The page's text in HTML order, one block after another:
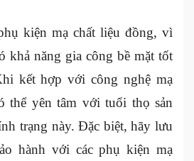
kiện mạ chất liệu đồng, vì
khả năng gia công bề mặt tốt
kết hợp với công nghệ mạ
thể yên tâm với tuổi thọ sản
trạng này. Đặc biệt, hãy lưu
hành với các phụ kiện mạ